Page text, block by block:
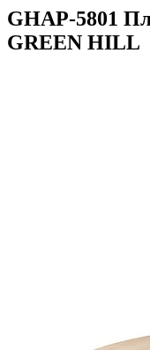
GHAP-5801
GREEN HILL